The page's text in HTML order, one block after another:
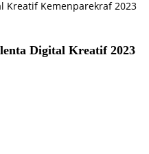
Digital Kreatif 2023